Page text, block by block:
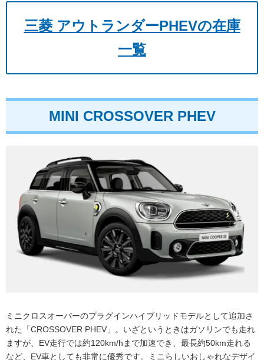
三菱 アウトランダーPHEVの在庫
一覧
MINI CROSSOVER PHEV
ミニクロスオーバーのプラグインハイブリッドモデルとして追加さ
れた「CROSSOVER PHEV」。いざというときはガソリンでも走れ
ますが、EV走行では約120km/hまで加速でき、最長約50km走れる
など、EV車としても非常に優秀です。ミニらしいおしゃれなデザイ